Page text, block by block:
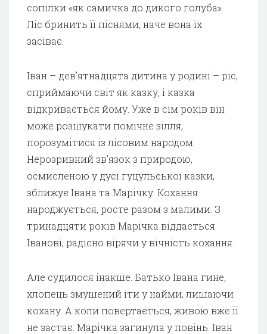
сопілки «як самичка до дикого голуба».
Ліс бринить її піснями, наче вона їх
засіває.
Іван – дев’ятнадцята дитина у родині – ріс,
сприймаючи світ як казку, і казка
відкривається йому. Уже в сім років він
може розшукати помічне зілля,
порозумітися із лісовим народом.
Нерозривний зв’язок з природою,
осмисленою у дусі гуцульської казки,
зближує Івана та Марічку. Кохання
народжується, росте разом з малими. З
тринадцяти років Марічка віддається
Іванові, радісно вірячи у вічність кохання.
Але судилося інакше. Батько Івана гине,
хлопець змушений іти у найми, лишаючи
кохану. А коли повертається, живою вже її
не застає: Марічка загинула у повінь. Іван